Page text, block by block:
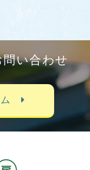
い合わせ
ム